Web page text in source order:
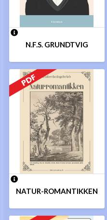
N.F.S. GRUNDTVIG
NATUR-ROMANTIKKEN